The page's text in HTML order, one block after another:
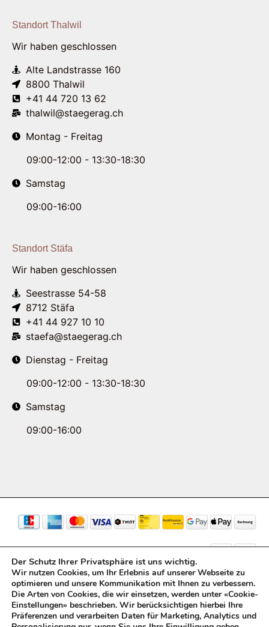
Standort Thalwil
Wir haben geschlossen
Alte Landstrasse 160
8800 Thalwil
+41 44 720 13 62
thalwil@staegerag.ch
Montag - Freitag
09:00-12:00 - 13:30-18:30
Samstag
09:00-16:00
Standort Stäfa
Wir haben geschlossen
Seestrasse 54-58
8712 Stäfa
+41 44 927 10 10
staefa@staegerag.ch
Dienstag - Freitag
09:00-12:00 - 13:30-18:30
Samstag
09:00-16:00
© Copyright 2026 STAEGER AG. All rights reserved.
Der Schutz Ihrer Privatsphäre ist uns wichtig.
Wir nutzen Cookies, um Ihr Erlebnis auf unserer Webseite zu
optimieren und unsere Kommunikation mit Ihnen zu verbessern.
Die Arten von Cookies, die wir einsetzen, werden unter «Cookie-
Einstellungen» beschrieben. Wir berücksichtigen hierbei Ihre
Präferenzen und verarbeiten Daten für Marketing, Analytics und